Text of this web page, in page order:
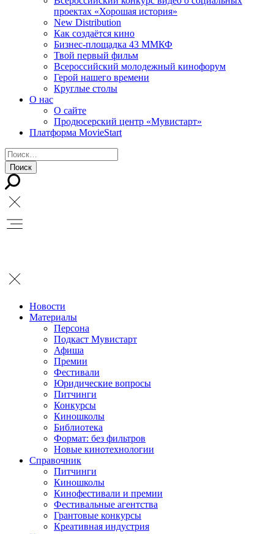
проектах «Хорошая история»
New Distribution
Как создаётся кино
Бизнес-площадка 43 ММКФ
Твой первый фильм
Всероссийский молодежный кинофорум
Герой нашего времени
Круглые столы
О нас
О сайте
Продюсерский центр «Мувистарт»
Платформа MovieStart
Новости
Материалы
Персона
Подкаст Мувистарт
Афиша
Премии
Фестивали
Юридические вопросы
Питчинги
Конкурсы
Киношколы
Библиотека
Формат: без фильтров
Новые кинотехнологии
Справочник
Питчинги
Киношколы
Кинофестивали и премии
Фестивальные агентства
Грантовые конкурсы
Креативная индустрия